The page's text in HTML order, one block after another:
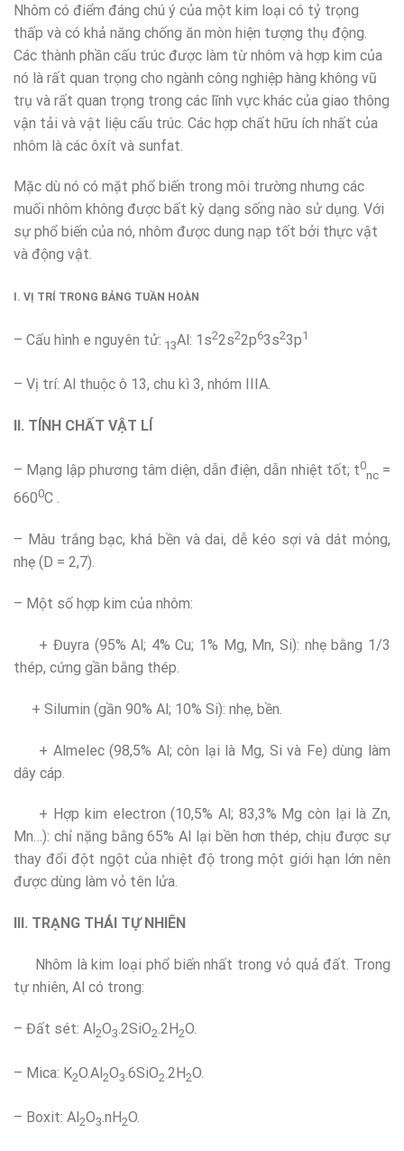
Nhôm có điểm đáng chú ý của một kim loại có tỷ trọng
thấp và có khả năng chống ăn mòn hiện tượng thụ động.
Các thành phần cấu trúc được làm từ nhôm và hợp kim của
nó là rất quan trọng cho ngành công nghiệp hàng không vũ
trụ và rất quan trọng trong các lĩnh vực khác của giao thông
vận tải và vật liệu cấu trúc. Các hợp chất hữu ích nhất của
nhôm là các ôxít và sunfat.
Mặc dù nó có mặt phổ biến trong môi trường nhưng các
muối nhôm không được bất kỳ dạng sống nào sử dụng. Với
sự phổ biến của nó, nhôm được dung nạp tốt bởi thực vật
và động vật.
I. VỊ TRÍ TRONG BẢNG TUẦN HOÀN
– Cấu hình e nguyên tử: 13Al: 1s22s22p63s23p1
– Vị trí: Al thuộc ô 13, chu kì 3, nhóm IIIA.
II. TÍNH CHẤT VẬT LÍ
– Mạng lập phương tâm diện, dẫn điện, dẫn nhiệt tốt; t0
nc=
6600C .
– Màu trắng bạc, khá bền và dai, dễ kéo sợi và dát mỏng,
nhẹ (D = 2,7).
– Một số hợp kim của nhôm:
+ Đuyra (95% Al; 4% Cu; 1% Mg, Mn, Si): nhẹ bằng 1/3
thép, cứng gần bằng thép.
+ Silumin (gần 90% Al; 10% Si): nhẹ, bền.
+ Almelec (98,5% Al; còn lại là Mg, Si và Fe) dùng làm
dây cáp.
+ Hợp kim electron (10,5% Al; 83,3% Mg còn lại là Zn,
Mn…): chỉ nặng bằng 65% Al lại bền hơn thép, chịu được sự
thay đổi đột ngột của nhiệt độ trong một giới hạn lớn nên
được dùng làm vỏ tên lửa.
III. TRẠNG THÁI TỰ NHIÊN
Nhôm là kim loại phổ biến nhất trong vỏ quả đất. Trong
tự nhiên, Al có trong:
– Đất sét: Al2O3.2SiO2.2H2O.
– Mica: K2O.Al2O3.6SiO2.2H2O.
– Boxit: Al2O3 .nH2O.